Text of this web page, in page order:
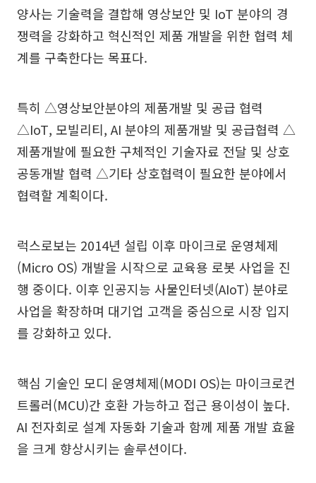
양사는 기술력을 결합해 영상보안 및 IoT 분야의 경
쟁력을 강화하고 혁신적인 제품 개발을 위한 협력 체
계를 구축한다는 목표다.
특히 △영상보안분야의 제품개발 및 공급 협력
△IoT, 모빌리티, AI 분야의 제품개발 및 공급협력 △
제품개발에 필요한 구체적인 기술자료 전달 및 상호
공동개발 협력 △기타 상호협력이 필요한 분야에서
협력할 계획이다.
럭스로보는 2014년 설립 이후 마이크로 운영체제
(Micro OS) 개발을 시작으로 교육용 로봇 사업을 진
행 중이다. 이후 인공지능 사물인터넷(AIoT) 분야로
사업을 확장하며 대기업 고객을 중심으로 시장 입지
를 강화하고 있다.
핵심 기술인 모디 운영체제(MODI OS)는 마이크로컨
트롤러(MCU)간 호환 가능하고 접근 용이성이 높다.
AI 전자회로 설계 자동화 기술과 함께 제품 개발 효율
을 크게 향상시키는 솔루션이다.